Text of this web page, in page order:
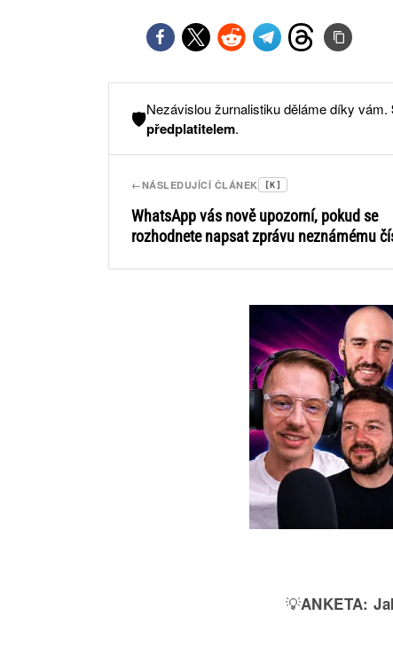
🛡️Nezávislou žurnalistiku děláme díky vám.
předplatitelem.
←NÁSLEDUJÍCÍ ČLÁNEK [K]
WhatsApp vás nově upozorní, pokud se
rozhodnete napsat zprávu neznámému
💡ANKETA: